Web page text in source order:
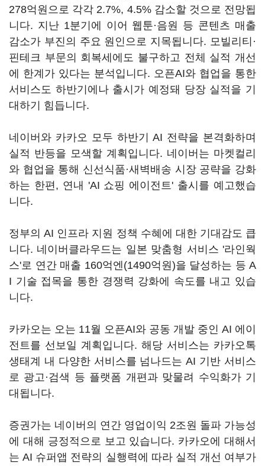
278억원으로 각각 2.7%, 4.5% 감소할 것으로 전망됩
니다. 지난 1분기에 이어 웹툰·음원 등 콘텐츠 매출
감소가 부진의 주요 원인으로 지목됩니다. 모빌리티·
핀테크 부문의 회복세에도 불구하고 전체 실적 개선
에 한계가 있다는 분석입니다. 오픈AI와 협업을 통한
서비스도 하반기에나 출시가 예정돼 당장 실적을 기
대하기 힘듭니다.
네이버와 카카오 모두 하반기 AI 전략을 본격화하며
실적 반등을 모색할 계획입니다. 네이버는 마켓컬리
와 협업을 통해 신선식품·새벽배송 시장 공략을 강화
하는 한편, 연내 'AI 쇼핑 에이전트' 출시를 예고했습
니다.
정부의 AI 인프라 지원 정책 수혜에 대한 기대감도 큽
니다. 네이버클라우드는 일본 맞춤형 서비스 '라인웍
스'로 연간 매출 160억엔(1490억원)을 달성하는 등 A
I 기술 접목을 통한 경쟁력 강화에 속도를 내고 있습
니다.
카카오는 오는 11월 오픈AI와 공동 개발 중인 AI 에이
전트를 선보일 계획입니다. 해당 서비스는 카카오톡
생태계 내 다양한 서비스를 넘나드는 AI 기반 서비스
로 광고·검색 등 플랫폼 개편과 맞물려 수익화가 기
대됩니다.
증권가는 네이버의 연간 영업이익 2조원 돌파 가능성
에 대해 긍정적으로 보고 있습니다. 카카오에 대해서
는 AI 슈퍼앱 전략의 실행력에 따라 실적 개선 여부가